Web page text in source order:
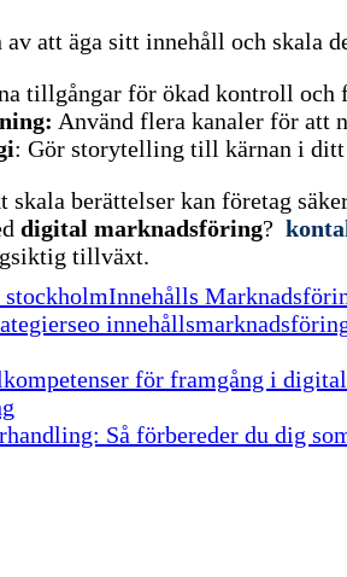
att äga sitt innehåll och
tillgångar för ökad kontroll
Använd flera kanaler för att
: Gör storytelling till kärnan i ditt
skala berättelser kan företag
digital marknadsföring?
tillväxt.
Innehålls
seo
för framgång i
Så förbereder du dig